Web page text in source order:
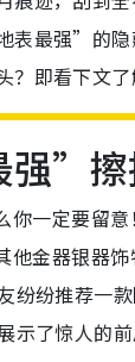
最强”的
即看下文了
”擦
一定要留
金器银器
纷纷推荐一
了惊人的前